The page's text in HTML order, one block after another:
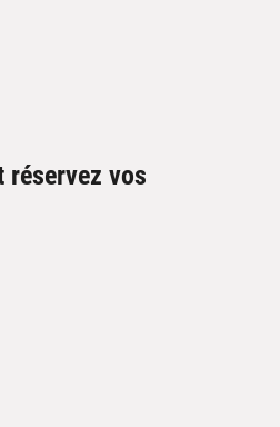
réservez vos